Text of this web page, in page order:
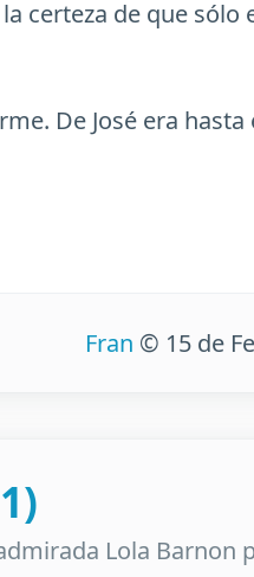
certeza de que sólo
De José era
Fran © 15 de
Lola Barnon